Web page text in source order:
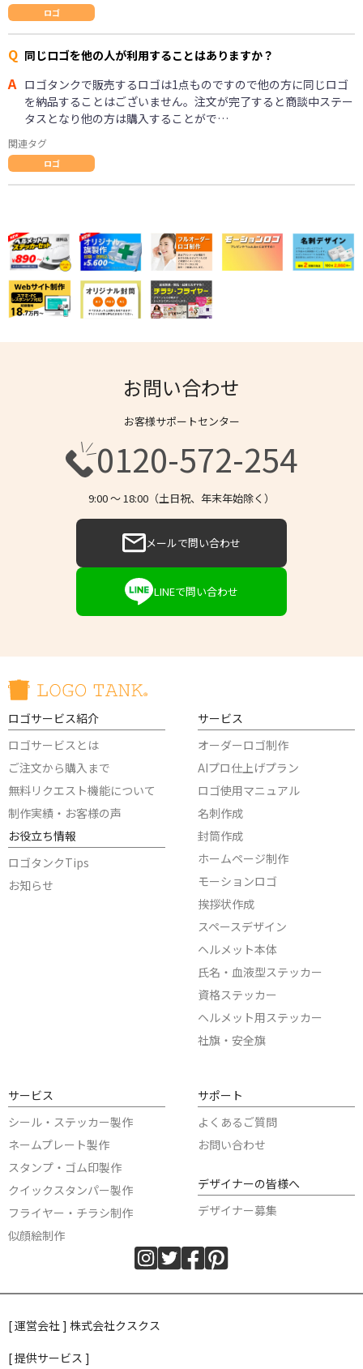
ロゴ
Q 同じロゴを他の人が利用することはありますか？
A ロゴタンクで販売するロゴは1点ものですので他の方に同じロゴ
を納品することはございません。注文が完了すると商談中ステー
タスとなり他の方は購入することがで…
関連タグ
ロゴ
お問い合わせ
お客様サポートセンター
0120-572-254
9:00 〜 18:00（土日祝、年末年始除く）
メールで問い合わせ
LINEで問い合わせ
ロゴサービス紹介
ロゴサービスとは
ご注文から購入まで
無料リクエスト機能について
制作実績・お客様の声
お役立ち情報
ロゴタンクTips
お知らせ
サービス
オーダーロゴ制作
AIプロ仕上げプラン
ロゴ使用マニュアル
名刺作成
封筒作成
ホームページ制作
モーションロゴ
挨拶状作成
スペースデザイン
ヘルメット本体
氏名・血液型ステッカー
資格ステッカー
ヘルメット用ステッカー
社旗・安全旗
サービス
シール・ステッカー製作
ネームプレート製作
スタンプ・ゴム印製作
クイックスタンパー製作
フライヤー・チラシ制作
似顔絵制作
サポート
よくあるご質問
お問い合わせ
デザイナーの皆様へ
デザイナー募集
[ 運営会社 ] 株式会社クスクス
[ 提供サービス ]